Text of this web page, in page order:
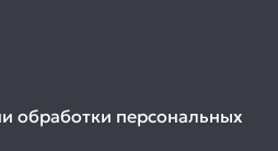
обработки персональных